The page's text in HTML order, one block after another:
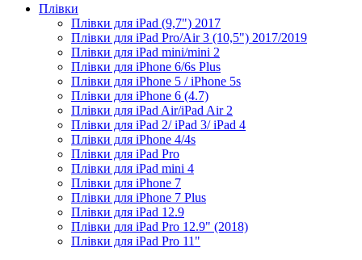
Плівки
Плівки для iPad (9,7") 2017
Плівки для iPad Pro/Air 3 (10,5") 2017/2019
Плівки для iPad mini/mini 2
Плівки для iPhone 6/6s Plus
Плівки для iPhone 5 / iPhone 5s
Плівки для iPhone 6 (4.7)
Плівки для iPad Air/iPad Air 2
Плівки для iPad 2/ iPad 3/ iPad 4
Плівки для iPhone 4/4s
Плівки для iPad Pro
Плівки для iPad mini 4
Плівки для iPhone 7
Плівки для iPhone 7 Plus
Плівки для iPad 12.9
Плівки для iPad Pro 12.9" (2018)
Плівки для iPad Pro 11"